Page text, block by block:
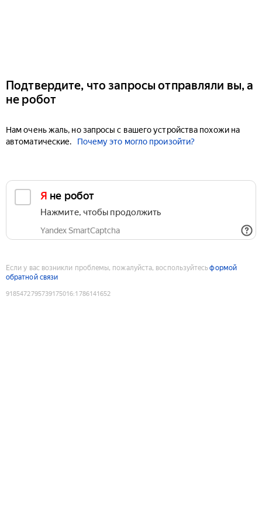
Подтвердите, что запросы отправляли вы, а
не робот
Нам очень жаль, но запросы с вашего устройства похожи на
автоматические.
Почему это могло произойти?
Я не робот
Нажмите, чтобы продолжить
Yandex SmartCaptcha
Если у вас возникли проблемы, пожалуйста, воспользуйтесьформой
обратной связи
9185472795739175016:1786141652